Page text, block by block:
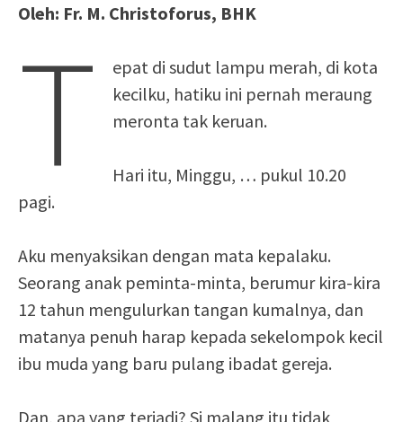
Oleh: Fr. M. Christoforus, BHK
T
epat di sudut lampu merah, di kota
kecilku, hatiku ini pernah meraung
meronta tak keruan.
Hari itu, Minggu, … pukul 10.20
pagi.
Aku menyaksikan dengan mata kepalaku.
Seorang anak peminta-minta, berumur kira-kira
12 tahun mengulurkan tangan kumalnya, dan
matanya penuh harap kepada sekelompok kecil
ibu muda yang baru pulang ibadat gereja.
Dan, apa yang terjadi? Si malang itu tidak